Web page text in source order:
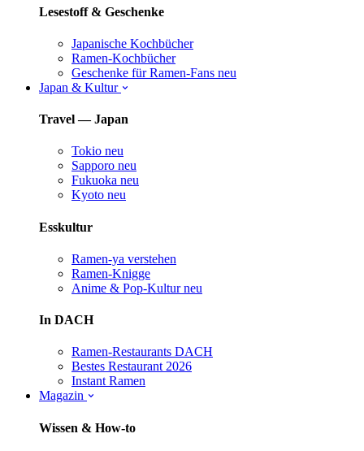
Lesestoff & Geschenke
Japanische Kochbücher
Ramen-Kochbücher
Geschenke für Ramen-Fans neu
Japan & Kultur
Travel — Japan
Tokio neu
Sapporo neu
Fukuoka neu
Kyoto neu
Esskultur
Ramen-ya verstehen
Ramen-Knigge
Anime & Pop-Kultur neu
In DACH
Ramen-Restaurants DACH
Bestes Restaurant 2026
Instant Ramen
Magazin
Wissen & How-to